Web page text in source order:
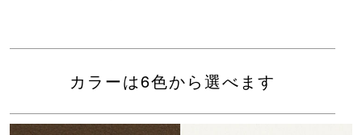
カラーは6色から選べます